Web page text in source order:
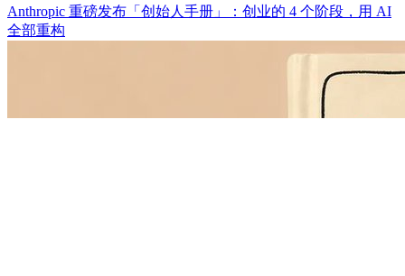
Anthropic 重磅发布「创始人手册」：创业的 4 个阶段，用 AI
全部重构